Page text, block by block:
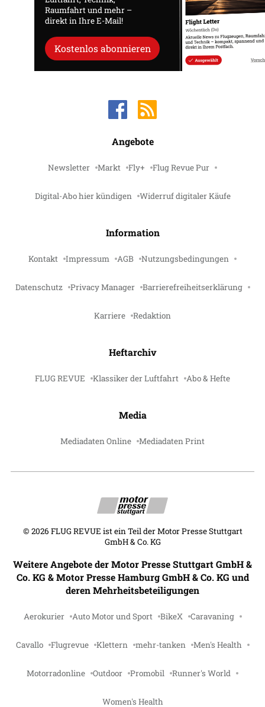
Raumfahrt und mehr –
direkt in Ihre E-Mail!
Kostenlos abonnieren
Angebote
Newsletter Markt Fly+ Flug Revue Pur
Digital-Abo hier kündigen Widerruf digitaler Käufe
Information
Kontakt Impressum AGB Nutzungsbedingungen
Datenschutz Privacy Manager Barrierefreiheitserklärung
Karriere Redaktion
Heftarchiv
FLUG REVUE Klassiker der Luftfahrt Abo & Hefte
Media
Mediadaten Online Mediadaten Print
© 2026 FLUG REVUE ist ein Teil der Motor Presse Stuttgart
GmbH & Co. KG
Weitere Angebote der Motor Presse Stuttgart GmbH &
Co. KG & Motor Presse Hamburg GmbH & Co. KG und
deren Mehrheitsbeteiligungen
Aerokurier Auto Motor und Sport BikeX Caravaning
Cavallo Flugrevue Klettern mehr-tanken Men's Health
Motorradonline Outdoor Promobil Runner's World
Women's Health